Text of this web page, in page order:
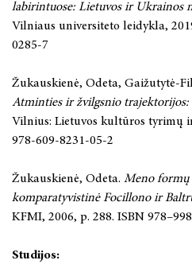
labirintuose: Lietuvos ir Ukrainos
Vilniaus universiteto leidykla,
0285-7
Žukauskienė, Odeta, Gaižutytė-
Atminties ir žvilgsnio trajektorijos:
Vilnius: Lietuvos kultūros tyrimų
978-609-8231-05-2
Žukauskienė, Odeta. Meno formų
komparatyvistinė Focillono ir
KFMI, 2006, p. 288. ISBN
Studijos: